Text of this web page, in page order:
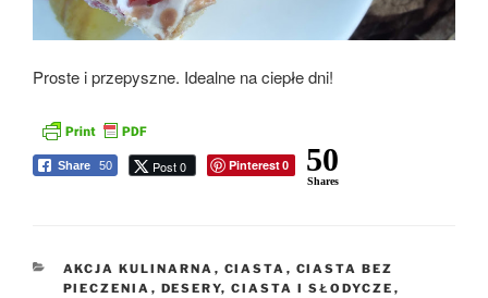
Proste i przepyszne. Idealne na ciepłe dni!
Share 50 Post 0 Pinterest0 50
Shares
KATEGORIE
AKCJA KULINARNA , CIASTA , CIASTA BEZ
PIECZENIA , DESERY, CIASTA I SŁODYCZE ,